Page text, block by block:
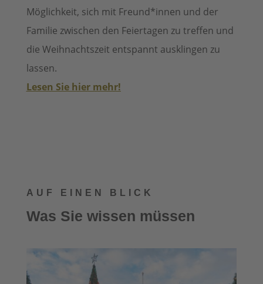
Möglichkeit, sich mit Freund*innen und der
Familie zwischen den Feiertagen zu treffen und
die Weihnachtszeit entspannt ausklingen zu
lassen.
Lesen Sie hier mehr!
AUF EINEN BLICK
Was Sie wissen müssen